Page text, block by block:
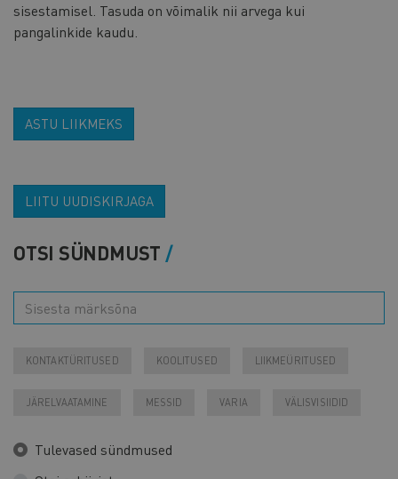
sisestamisel. Tasuda on võimalik nii arvega kui
pangalinkide kaudu.
ASTU LIIKMEKS
LIITU UUDISKIRJAGA
OTSI SÜNDMUST
KONTAKTÜRITUSED KOOLITUSED LIIKMEÜRITUSED
JÄRELVAATAMINE MESSID VARIA VÄLISVISIIDID
Tulevased sündmused